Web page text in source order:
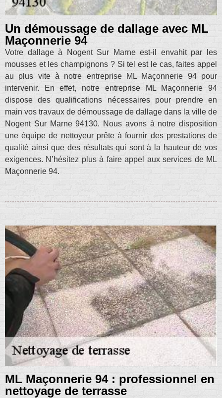
Un démoussage de dallage avec ML
Maçonnerie 94
Votre dallage à Nogent Sur Marne est-il envahit par les
mousses et les champignons ? Si tel est le cas, faites appel
au plus vite à notre entreprise ML Maçonnerie 94 pour
intervenir. En effet, notre entreprise ML Maçonnerie 94
dispose des qualifications nécessaires pour prendre en
main vos travaux de démoussage de dallage dans la ville de
Nogent Sur Marne 94130. Nous avons à notre disposition
une équipe de nettoyeur prête à fournir des prestations de
qualité ainsi que des résultats qui sont à la hauteur de vos
exigences. N’hésitez plus à faire appel aux services de ML
Maçonnerie 94.
ML Maçonnerie 94 : professionnel en
nettoyage de terrasse